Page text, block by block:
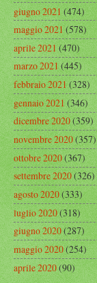
giugno 2021(474)
maggio 2021(578)
aprile 2021(470)
marzo 2021(445)
febbraio 2021(328)
gennaio 2021(346)
dicembre 2020(359)
novembre 2020(357)
ottobre 2020(367)
settembre 2020(326)
agosto 2020(333)
luglio 2020(318)
giugno 2020(287)
maggio 2020(254)
aprile 2020(90)